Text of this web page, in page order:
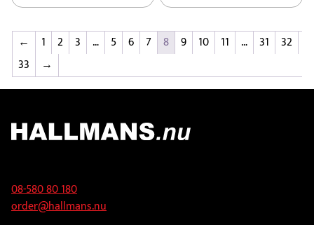
← 1 2 3 … 5 6 7 8 9 10 11 … 31
32
33
→
08-580 80 180
order@hallmans.nu